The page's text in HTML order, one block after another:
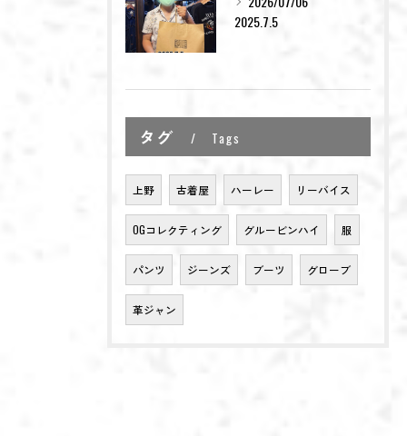
2025.7.5
タグ Tags
上野 古着屋 ハーレー リーバイス
OGコレクティング グルービンハイ 服
パンツ ジーンズ ブーツ グローブ
革ジャン